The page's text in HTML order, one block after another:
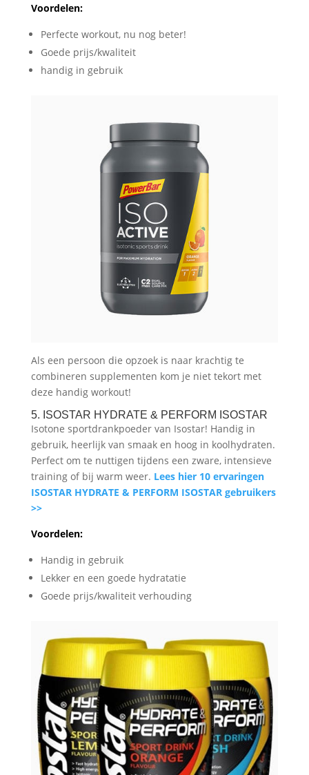
Voordelen:
Perfecte workout, nu nog beter!
Goede prijs/kwaliteit
handig in gebruik
Als een persoon die opzoek is naar krachtig te
combineren supplementen kom je niet tekort met
deze handig workout!
5. ISOSTAR HYDRATE & PERFORM ISOSTAR
Isotone sportdrankpoeder van Isostar! Handig in
gebruik, heerlijk van smaak en hoog in koolhydraten.
Perfect om te nuttigen tijdens een zware, intensieve
training of bij warm weer. Lees hier 10 ervaringen
ISOSTAR HYDRATE & PERFORM ISOSTAR gebruikers
>>
Voordelen:
Handig in gebruik
Lekker en een goede hydratatie
Goede prijs/kwaliteit verhouding